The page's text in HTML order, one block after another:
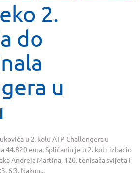
2.
do
u
u 2. kolu ATP Challengera u
44.820 eura, Splićanin je u 2. kolu izbacio
Andreja Martina, 120. tenisača svijeta i
6:3. Nakon...